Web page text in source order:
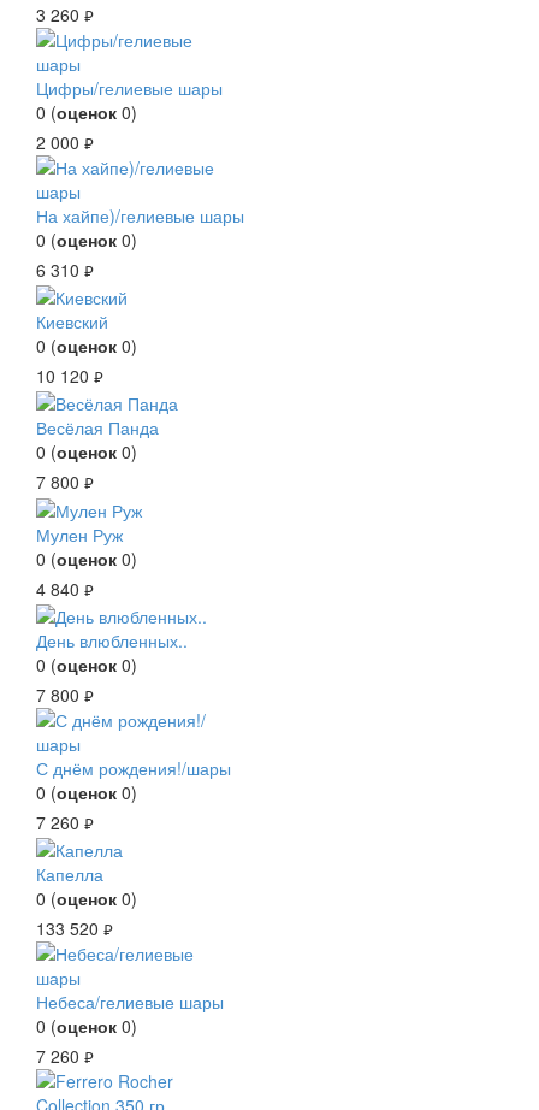
3 260 руб.
Цифры/гелиевые шары
0 (оценок 0)
2 000 руб.
На хайпе)/гелиевые шары
0 (оценок 0)
6 310 руб.
Киевский
0 (оценок 0)
10 120 руб.
Весёлая Панда
0 (оценок 0)
7 800 руб.
Мулен Руж
0 (оценок 0)
4 840 руб.
День влюбленных..
0 (оценок 0)
7 800 руб.
С днём рождения!/шары
0 (оценок 0)
7 260 руб.
Капелла
0 (оценок 0)
133 520 руб.
Небеса/гелиевые шары
0 (оценок 0)
7 260 руб.